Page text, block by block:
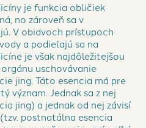
je funkcia obličiek
no zároveň sa v
V obidvoch prístupoch
a podieľajú sa na
je však najdôležitejšou
uschovávanie
jing. Táto esencia má pre
význam. Jednak sa z nej
jing) a jednak od nej závisí
postnatálna esencia